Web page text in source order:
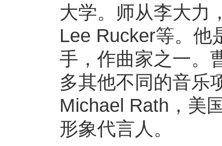
大学。师从李大力
Lee Rucker等。 他
手，作曲家之一。
多其他不同的音乐
Michael Rath，美
形象代言人。